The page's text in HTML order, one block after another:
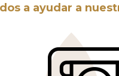
a ayudar a